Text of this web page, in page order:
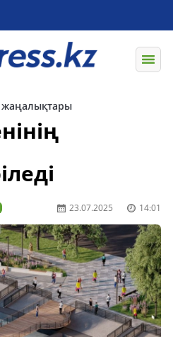
жаңалықтары
23.07.2025 14:01